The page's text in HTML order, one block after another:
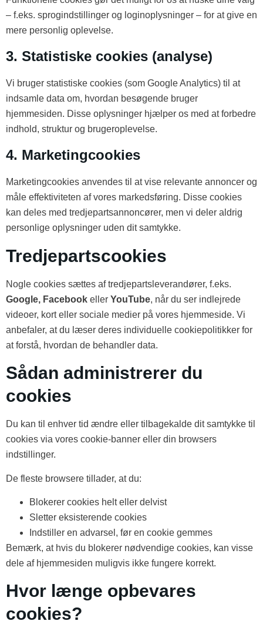
– f.eks. sprogindstillinger og loginoplysninger – for at give en
mere personlig oplevelse.
3. Statistiske cookies (analyse)
Vi bruger statistiske cookies (som Google Analytics) til at
indsamle data om, hvordan besøgende bruger
hjemmesiden. Disse oplysninger hjælper os med at forbedre
indhold, struktur og brugeroplevelse.
4. Marketingcookies
Marketingcookies anvendes til at vise relevante annoncer og
måle effektiviteten af vores markedsføring. Disse cookies
kan deles med tredjepartsannoncører, men vi deler aldrig
personlige oplysninger uden dit samtykke.
Tredjepartscookies
Nogle cookies sættes af tredjepartsleverandører, f.eks.
Google, Facebook eller YouTube, når du ser indlejrede
videoer, kort eller sociale medier på vores hjemmeside. Vi
anbefaler, at du læser deres individuelle cookiepolitikker for
at forstå, hvordan de behandler data.
Sådan administrerer du
cookies
Du kan til enhver tid ændre eller tilbagekalde dit samtykke til
cookies via vores cookie-banner eller din browsers
indstillinger.
De fleste browsere tillader, at du:
Blokerer cookies helt eller delvist
Sletter eksisterende cookies
Indstiller en advarsel, før en cookie gemmes
Bemærk, at hvis du blokerer nødvendige cookies, kan visse
dele af hjemmesiden muligvis ikke fungere korrekt.
Hvor længe opbevares
cookies?